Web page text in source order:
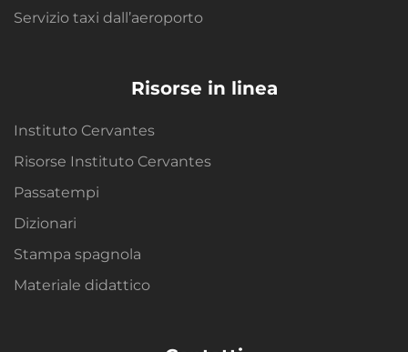
Servizio taxi dall’aeroporto
Risorse in linea
Instituto Cervantes
Risorse Instituto Cervantes
Passatempi
Dizionari
Stampa spagnola
Materiale didattico